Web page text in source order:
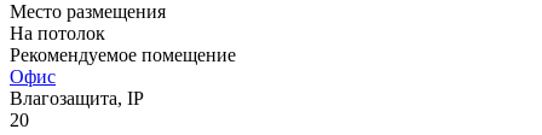
Место размещения
На потолок
Рекомендуемое помещение
Офис
Влагозащита, IP
20